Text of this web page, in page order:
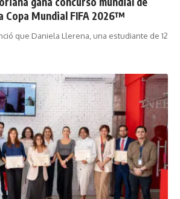
Copa Mundial FIFA 2026™
que Daniela Llerena, una estudiante de 12